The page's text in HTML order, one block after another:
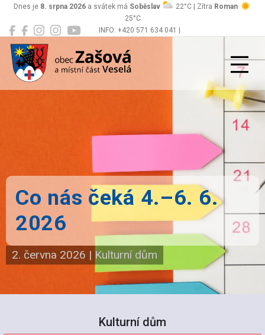
INFO: +420 571 634 041 |
Dnes je 8. srpna 2026 a svátek má Soběslav 22°C | Zítra Roman
25°C
Zašová
Co nás čeká 4.–6. 6.
2026
2. června 2026 | Kulturní dům
Kulturní dům